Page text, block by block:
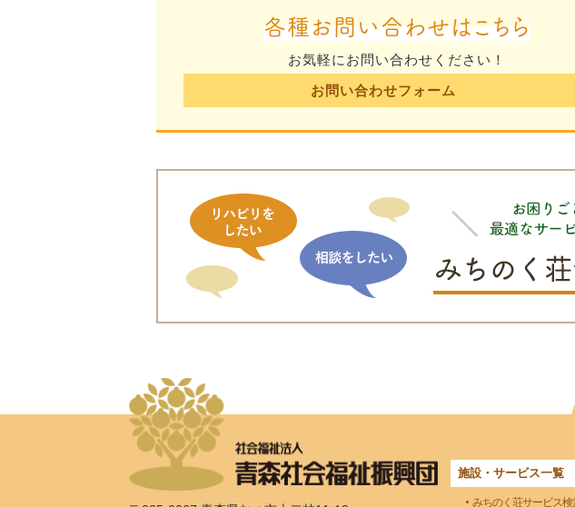
各種お問い合わせはこちら
お気軽にお問い合わせください！
お問い合わせフォーム
施設・サービス一覧
みちのく荘サービス検